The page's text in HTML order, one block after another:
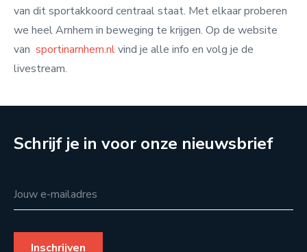
van dit sportakkoord centraal staat. Met elkaar proberen
we heel Arnhem in beweging te krijgen. Op de website
van sportinarnhem.nlvind je alle info en volg je de
livestream.
Schrijf je in voor onze nieuwsbrief
Jouw e-mailadres